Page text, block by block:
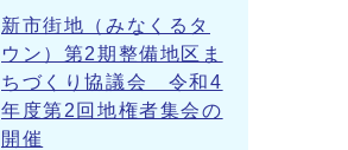
新市街地（みなくるタ
ウン）第2期整備地区ま
ちづくり協議会 令和4
年度第2回地権者集会の
開催